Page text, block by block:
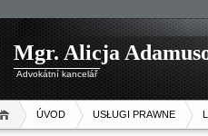
Mgr. Alicja
Advokátní kancelář
ÚVOD USŁUGI PRAWNE